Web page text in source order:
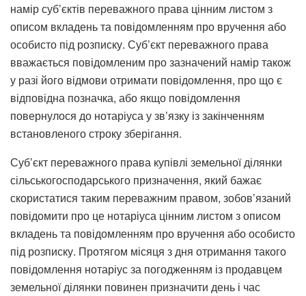
намір суб’єктів переважного права цінним листом з
описом вкладень та повідомленням про вручення або
особисто під розписку. Суб’єкт переважного права
вважається повідомленим про зазначений намір також
у разі його відмови отримати повідомлення, про що є
відповідна позначка, або якщо повідомлення
повернулося до нотаріуса у зв’язку із закінченням
встановленого строку зберігання.
Суб’єкт переважного права купівлі земельної ділянки
сільськогосподарського призначення, який бажає
скористатися таким переважним правом, зобов’язаний
повідомити про це нотаріуса цінним листом з описом
вкладень та повідомленням про вручення або особисто
під розписку. Протягом місяця з дня отримання такого
повідомлення нотаріус за погодженням із продавцем
земельної ділянки повинен призначити день і час